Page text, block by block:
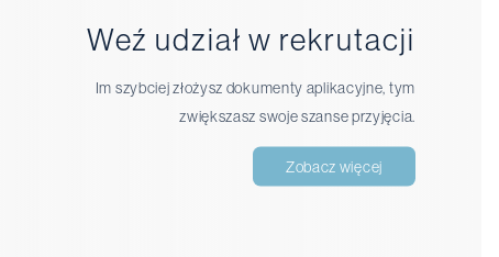
Weź udział w rekrutacji
Im szybciej złożysz dokumenty aplikacyjne, tym
zwiększasz swoje szanse przyjęcia.
Zobacz więcej